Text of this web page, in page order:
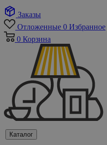
Заказы
Отложенные 0 Избранное
0 Корзина
Каталог